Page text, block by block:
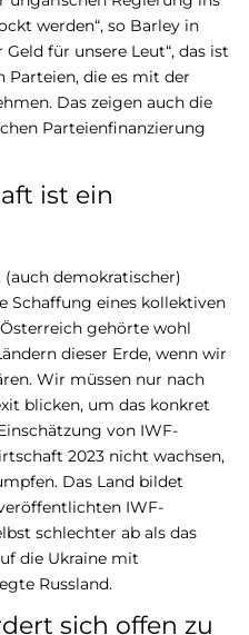
werden“, so Barley in
für unsere Leut“, das ist
Parteien, die es mit der
Das zeigen auch die
Parteienfinanzierung
ist ein
(auch demokratischer)
Schaffung eines kollektiven
gehörte wohl
dieser Erde, wenn wir
Wir müssen nur nach
blicken, um das konkret
von IWF-
2023 nicht wachsen,
Das Land bildet
IWF-
schlechter ab als das
die Ukraine mit
Russland.
sich offen zu